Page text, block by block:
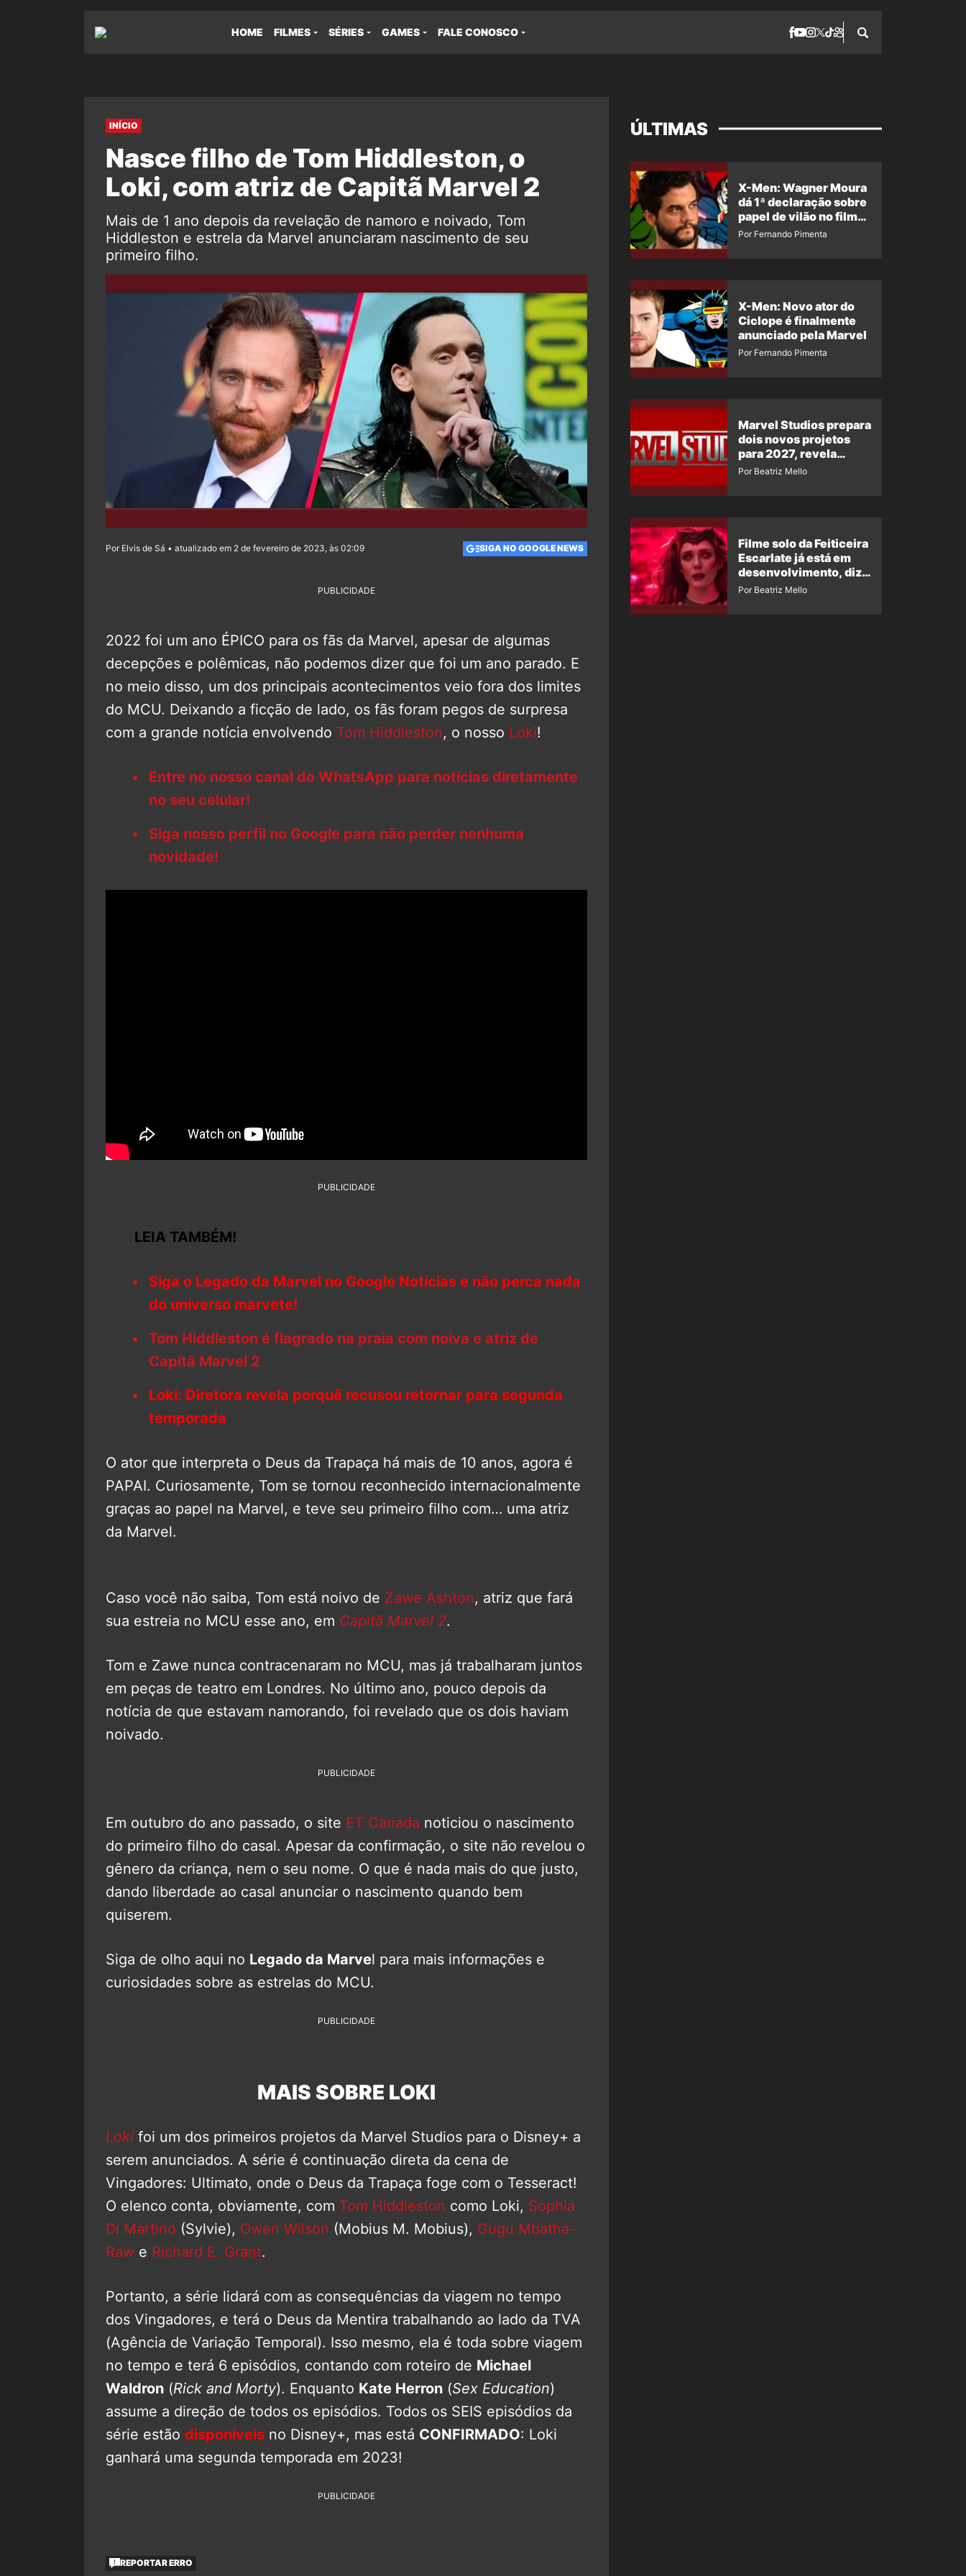
HOME FILMES SÉRIES GAMES FALE CONOSCO
INÍCIO
Nasce filho de Tom Hiddleston, o
Loki, com atriz de Capitã Marvel 2
Mais de 1 ano depois da revelação de namoro e noivado, Tom
Hiddleston e estrela da Marvel anunciaram nascimento de seu
primeiro filho.
Por Elvis de Sá • atualizado em 2 de fevereiro de 2023, às 02:09 SIGA NO GOOGLE NEWS
PUBLICIDADE
2022 foi um ano ÉPICO para os fãs da Marvel, apesar de algumas
decepções e polêmicas, não podemos dizer que foi um ano parado. E
no meio disso, um dos principais acontecimentos veio fora dos limites
do MCU. Deixando a ficção de lado, os fãs foram pegos de surpresa
com a grande notícia envolvendo Tom Hiddleston, o nosso Loki!
Entre no nosso canal do WhatsApp para notícias diretamente
no seu celular!
Siga nosso perfil no Google para não perder nenhuma
novidade!
PUBLICIDADE
LEIA TAMBÉM!
Siga o Legado da Marvel no Google Notícias e não perca nada
do universo marvete!
Tom Hiddleston é flagrado na praia com noiva e atriz de
Capitã Marvel 2
Loki: Diretora revela porquê recusou retornar para segunda
temporada
O ator que interpreta o Deus da Trapaça há mais de 10 anos, agora é
PAPAI. Curiosamente, Tom se tornou reconhecido internacionalmente
graças ao papel na Marvel, e teve seu primeiro filho com… uma atriz
da Marvel.
Caso você não saiba, Tom está noivo de Zawe Ashton, atriz que fará
sua estreia no MCU esse ano, em Capitã Marvel 2.
Tom e Zawe nunca contracenaram no MCU, mas já trabalharam juntos
em peças de teatro em Londres. No último ano, pouco depois da
notícia de que estavam namorando, foi revelado que os dois haviam
noivado.
PUBLICIDADE
Em outubro do ano passado, o site ET Canada noticiou o nascimento
do primeiro filho do casal. Apesar da confirmação, o site não revelou o
gênero da criança, nem o seu nome. O que é nada mais do que justo,
dando liberdade ao casal anunciar o nascimento quando bem
quiserem.
Siga de olho aqui no Legado da Marvel para mais informações e
curiosidades sobre as estrelas do MCU.
PUBLICIDADE
MAIS SOBRE LOKI
Loki foi um dos primeiros projetos da Marvel Studios para o Disney+ a
serem anunciados. A série é continuação direta da cena de
Vingadores: Ultimato, onde o Deus da Trapaça foge com o Tesseract!
O elenco conta, obviamente, com Tom Hiddleston como Loki, Sophia
Di Martino (Sylvie), Owen Wilson (Mobius M. Mobius), Gugu Mbatha-
Raw e Richard E. Grant.
Portanto, a série lidará com as consequências da viagem no tempo
dos Vingadores, e terá o Deus da Mentira trabalhando ao lado da TVA
(Agência de Variação Temporal). Isso mesmo, ela é toda sobre viagem
no tempo e terá 6 episódios, contando com roteiro de Michael
Waldron (Rick and Morty). Enquanto Kate Herron (Sex Education)
assume a direção de todos os episódios. Todos os SEIS episódios da
série estão disponíveis no Disney+, mas está CONFIRMADO: Loki
ganhará uma segunda temporada em 2023!
PUBLICIDADE
REPORTAR ERRO
ÚLTIMAS
X-Men: Wagner Moura
dá 1ª declaração sobre
papel de vilão no filme
da Marvel
Por Fernando Pimenta
X-Men: Novo ator do
Ciclope é finalmente
anunciado pela Marvel
Por Fernando Pimenta
Marvel Studios prepara
dois novos projetos
para 2027, revela
insider
Por Beatriz Mello
Filme solo da Feiticeira
Escarlate já está em
desenvolvimento, diz
insider
Por Beatriz Mello